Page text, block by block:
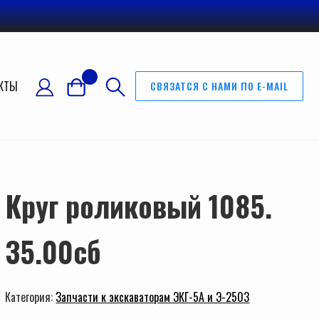
СВЯЗАТСЯ С НАМИ ПО E-MAIL
Круг роликовый 1085.
35.00сб
Категория:Запчасти к экскаваторам ЭКГ-5А и Э-2503